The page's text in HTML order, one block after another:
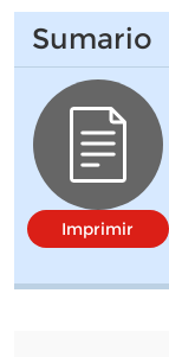
Sumario
Imprimir